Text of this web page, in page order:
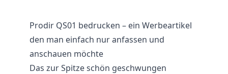
Prodir QS01 bedrucken – ein Werbeartikel
den man einfach nur anfassen und
anschauen möchte
Das zur Spitze schön geschwungen